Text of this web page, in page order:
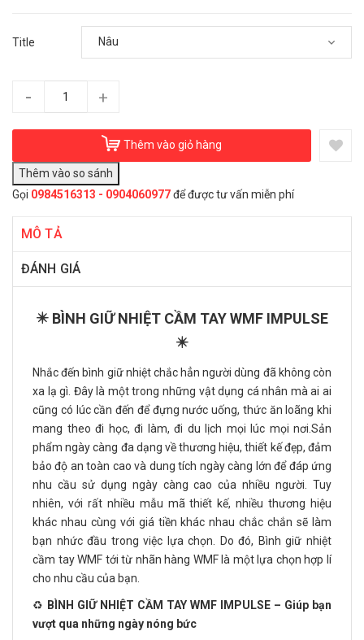
Title
- +
Thêm vào giỏ hàng
Gọi 0984516313 - 0904060977để được tư vấn miễn phí
MÔ TẢ
ĐÁNH GIÁ
✴️ BÌNH GIỮ NHIỆT CẦM TAY WMF IMPULSE
✴️
Nhắc đến bình giữ nhiệt chắc hẳn người dùng đã không còn
xa lạ gì. Đây là một trong những vật dụng cá nhân mà ai ai
cũng có lúc cần đến để đựng nước uống, thức ăn loãng khi
mang theo đi học, đi làm, đi du lịch mọi lúc mọi nơi.Sản
phẩm ngày càng đa dạng về thương hiệu, thiết kế đẹp, đảm
bảo độ an toàn cao và dung tích ngày càng lớn để đáp ứng
nhu cầu sử dụng ngày càng cao của nhiều người. Tuy
nhiên, với rất nhiều mẫu mã thiết kế, nhiều thương hiệu
khác nhau cùng với giá tiền khác nhau chắc chắn sẽ làm
bạn nhức đầu trong việc lựa chọn. Do đó, Bình giữ nhiệt
cầm tay WMF tới từ nhãn hàng WMF là một lựa chọn hợp lí
cho nhu cầu của bạn.
♻️ BÌNH GIỮ NHIỆT CẦM TAY WMF IMPULSE – Giúp bạn
vượt qua những ngày nóng bức